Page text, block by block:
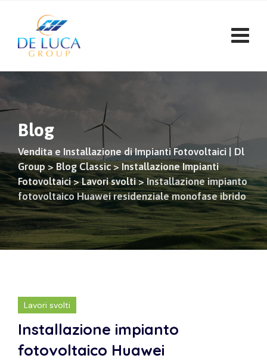
contenuto
Blog
Vendita e Installazione di Impianti Fotovoltaici | Dl
Group > Blog Classic> Installazione Impianti
Fotovoltaici>Lavori svolti>Installazione impianto
fotovoltaico Huawei residenziale monofase ibrido
Lavori svolti
Installazione impianto
fotovoltaico Huawei